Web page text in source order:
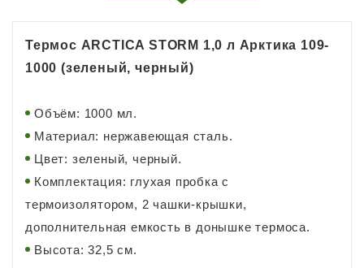
Термос ARCTICA STORM 1,0 л Арктика 109-
1000 (зеленый, черный)
Объём: 1000 мл.
Материал: нержавеющая сталь.
Цвет: зеленый, черный.
Комплектация: глухая пробка с
термоизолятором, 2 чашки-крышки,
дополнительная емкость в донышке термоса.
Высота: 32,5 см.